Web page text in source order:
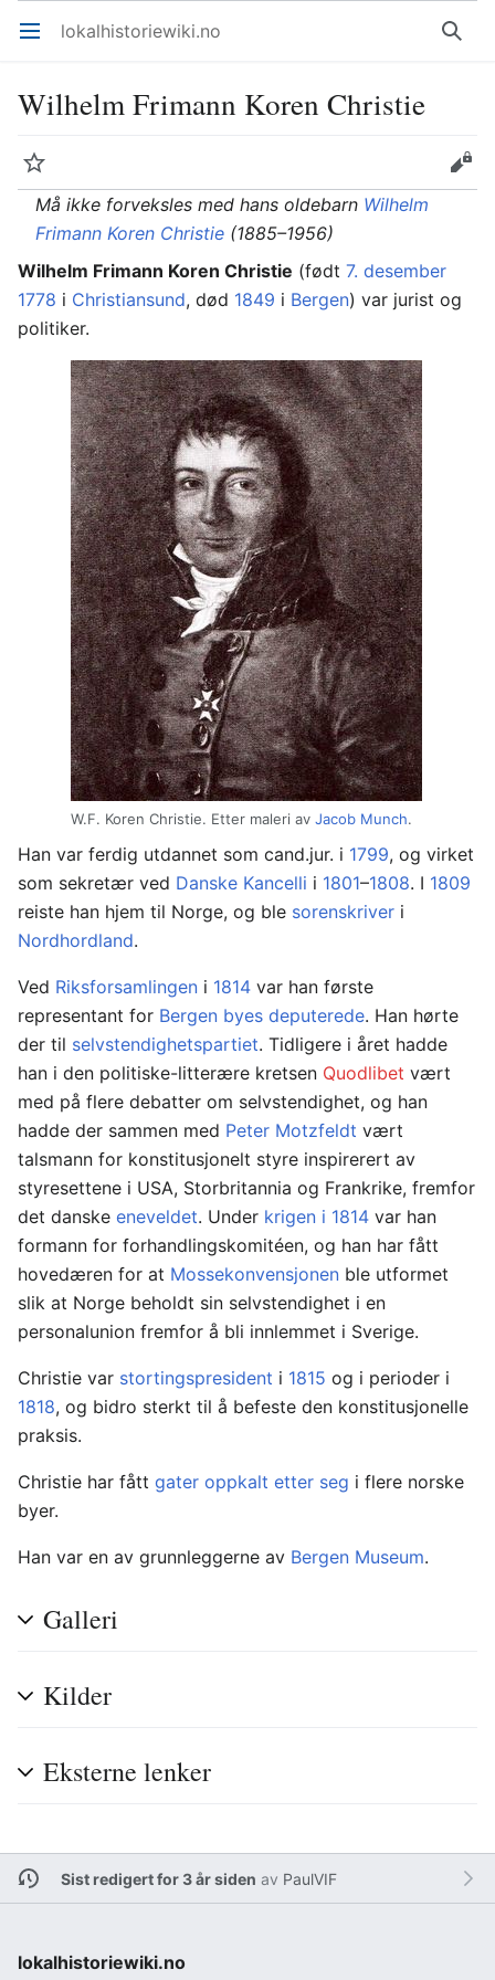
Åpne hovedmenyen lokalhistoriewiki.no Søk
Wilhelm Frimann Koren Christie
Overvåk
Rediger
Må ikke forveksles med hans oldebarn Wilhelm
Frimann Koren Christie (1885–1956)
Wilhelm Frimann Koren Christie (født 7. desember
1778 i Christiansund, død 1849 i Bergen) var jurist og
politiker.
W.F. Koren Christie. Etter maleri av Jacob Munch.
Han var ferdig utdannet som cand.jur. i 1799, og virket
som sekretær ved Danske Kancelli i 1801–1808. I 1809
reiste han hjem til Norge, og ble sorenskriver i
Nordhordland.
Ved Riksforsamlingen i 1814 var han første
representant for Bergen byes deputerede. Han hørte
der til selvstendighetspartiet. Tidligere i året hadde
han i den politiske-litterære kretsen Quodlibet vært
med på flere debatter om selvstendighet, og han
hadde der sammen med Peter Motzfeldt vært
talsmann for konstitusjonelt styre inspirerert av
styresettene i USA, Storbritannia og Frankrike, fremfor
det danske eneveldet. Under krigen i 1814 var han
formann for forhandlingskomitéen, og han har fått
hovedæren for at Mossekonvensjonen ble utformet
slik at Norge beholdt sin selvstendighet i en
personalunion fremfor å bli innlemmet i Sverige.
Christie var stortingspresident i 1815 og i perioder i
1818, og bidro sterkt til å befeste den konstitusjonelle
praksis.
Christie har fått gater oppkalt etter seg i flere norske
byer.
Han var en av grunnleggerne av Bergen Museum.
Galleri
Kilder
Eksterne lenker
Sist redigert for 3 år siden av PaulVIF
lokalhistoriewiki.no